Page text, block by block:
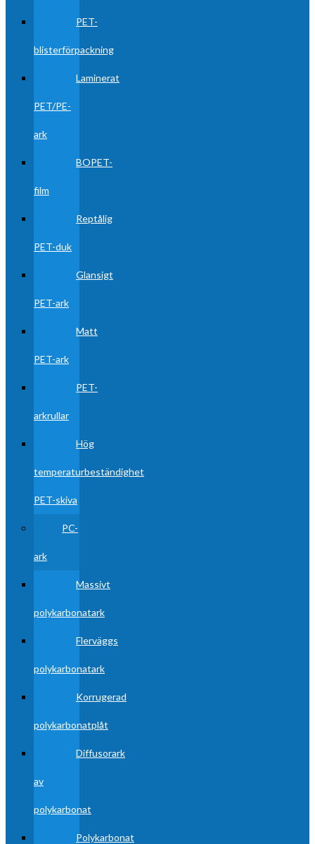
PET-
blisterförpackning
Laminerat
PET/PE-
ark
BOPET-
film
Reptålig
PET-duk
Glansigt
PET-ark
Matt
PET-ark
PET-
arkrullar
Hög
temperaturbeständighet
PET-skiva
PC-
ark
Massivt
polykarbonatark
Flerväggs
polykarbonatark
Korrugerad
polykarbonatplåt
Diffusorark
av
polykarbonat
Polykarbonat